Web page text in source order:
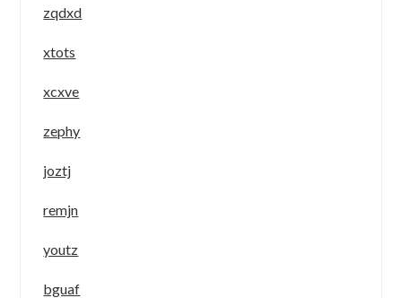
zqdxd
xtots
xcxve
zephy
joztj
remjn
youtz
bguaf